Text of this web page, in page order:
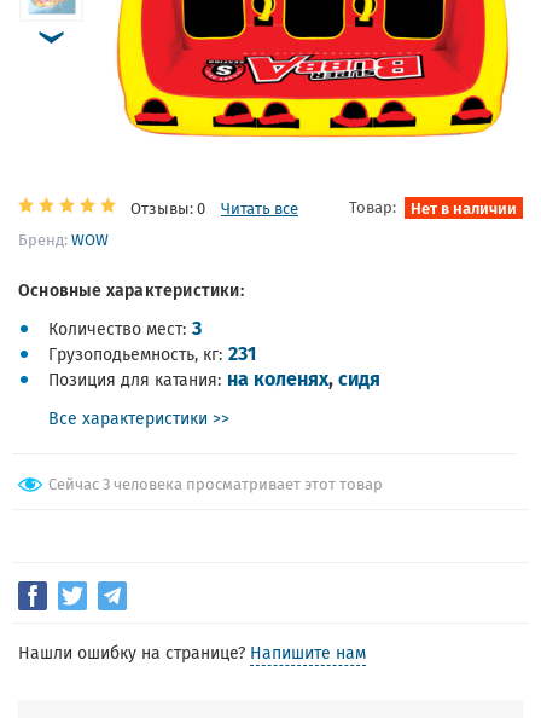
Отзывы: 0 Читать все Товар: Нет в наличии
Бренд:WOW
Основные характеристики:
Количество мест 3
Грузоподьемность, кг 231
Позиция для катания на коленях,сидя
Все характеристики >>
Сейчас 3 человека просматривает этот товар
Нашли ошибку на странице? Напишите нам